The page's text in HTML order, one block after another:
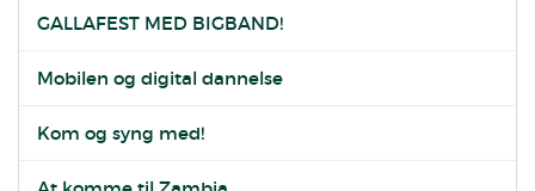
GALLAFEST MED BIGBAND!
Mobilen og digital dannelse
Kom og syng med!